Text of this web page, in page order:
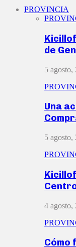
PROVINCIA
de
5 agosto,
Una
5 agosto,
4 agosto,
Cómo